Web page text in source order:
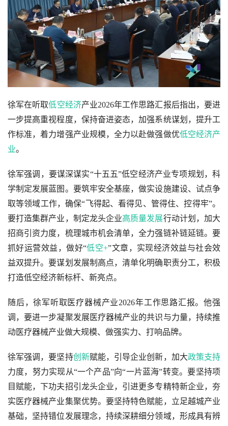
徐军在听取低空经济产业2026年工作思路汇报后指出，要进
一步提高重视程度，保持奋进姿态，加强系统谋划，提升工
作标准，着力增强产业规模，全力以赴做强做优低空经济产
业。
徐军强调，要谋深谋实“十五五”低空经济产业专项规划，科
学制定发展蓝图。要筑牢安全基座，做实设施建设、试点争
取等领域工作，确保“飞得起、看得见、管得住、控得牢”。
要打造集群产业，制定龙头企业高质量发展行动计划，加大
招商引资力度，梳理城市机会清单，全力强链补链延链。要
抓好运营效益，做好“低空+”文章，实现经济效益与社会效
益双提升。要谋划发展制高点，清单化明确职责分工，积极
打造低空经济新标杆、新亮点。
随后，徐军听取医疗器械产业2026年工作思路汇报。他强
调，要进一步凝聚发展医疗器械产业的共识与力量，持续推
动医疗器械产业做大规模、做强实力、打响品牌。
徐军强调，要坚持创新赋能，引导企业创新，加大政策支持
力度，努力实现从“一个产品”向“一片蓝海”转变。要坚持项
目赋能，下功夫招引龙头企业，引进更多专精特新企业，夯
实医疗器械产业集聚优势。要坚持特色赋能，立足越城产业
基础，坚持错位发展理念，持续深耕细分领域，形成具有辨